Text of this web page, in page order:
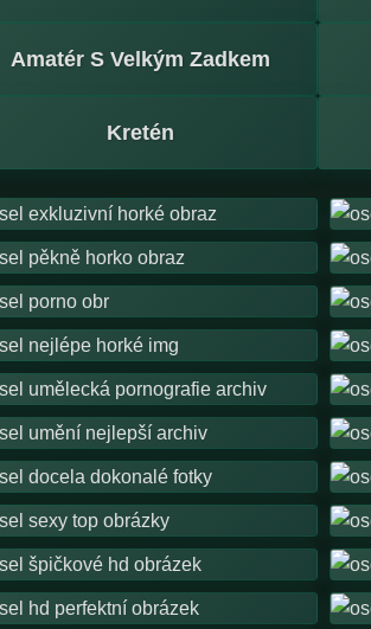
Amatér S Velkým Zadkem
Kretén